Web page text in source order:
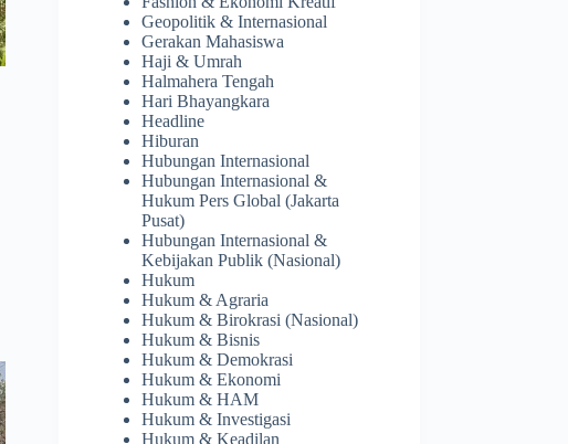
Geopolitik & Internasional
Gerakan Mahasiswa
Haji & Umrah
Halmahera Tengah
Hari Bhayangkara
Headline
Hiburan
Hubungan Internasional
Hubungan Internasional &
Hukum Pers Global (Jakarta
Pusat)
Hubungan Internasional &
Kebijakan Publik (Nasional)
Hukum
Hukum & Agraria
Hukum & Birokrasi (Nasional)
Hukum & Bisnis
Hukum & Demokrasi
Hukum & Ekonomi
Hukum & HAM
Hukum & Investigasi
Hukum & Keadilan